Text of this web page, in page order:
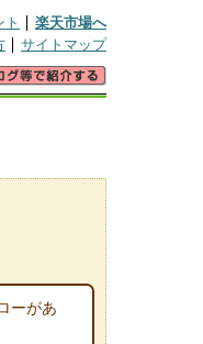
楽天市場へ
サイトマップ
ーがあ